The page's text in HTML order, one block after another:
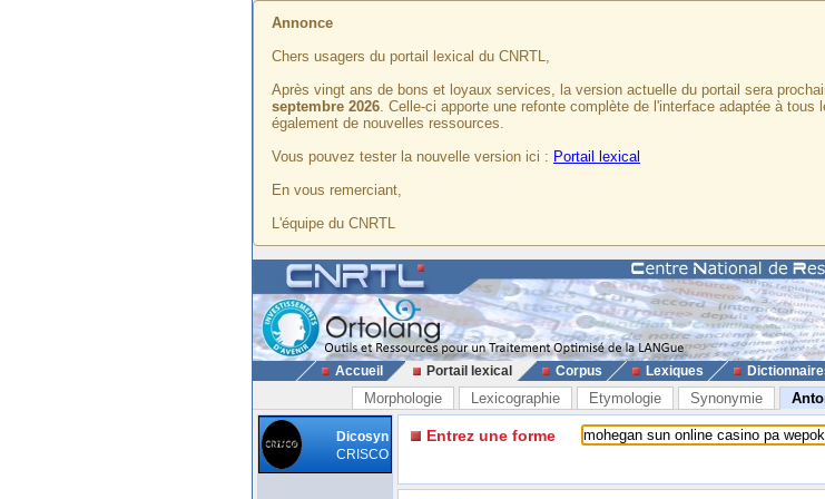
Annonce
Chers usagers du portail lexical du CNRTL,
Après vingt ans de bons et loyaux services, la version actuelle du portail sera
septembre 2026. Celle-ci apporte une refonte complète de l'interface adaptée à
également de nouvelles ressources.
Vous pouvez tester la nouvelle version ici : Portail lexical
En vous remerciant,
L'équipe du CNRTL
Accueil Portail lexical Corpus Lexiques
Morphologie Lexicographie Etymologie Synonymie
Dicosyn
CRISCO
Entrez une forme